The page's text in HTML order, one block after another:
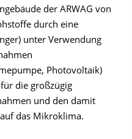
der ARWAG von
durch eine
unter Verwendung
Photovoltaik)
die großzügig
und den damit
das Mikroklima.